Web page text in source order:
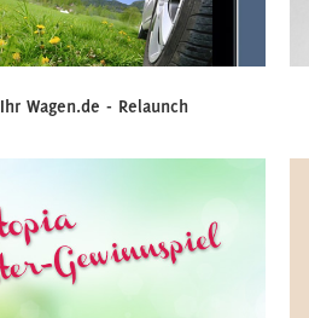
Ihr Wagen.de - Relaunch